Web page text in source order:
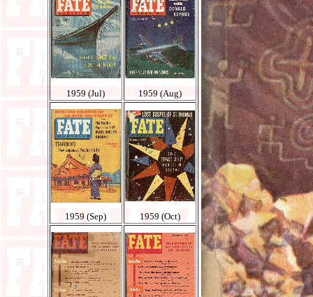
1959 (Jul) 1959 (Aug)
1959 (Sep) 1959 (Oct)